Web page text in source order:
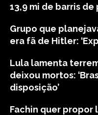
13,9 mi de barris
Grupo que
era fã de Hitler:
Lula lamenta
deixou mortos:
disposição’
Fachin quer